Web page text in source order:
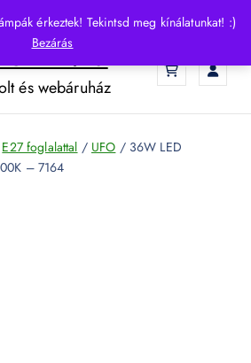
érkeztek! Tekintsd meg kínálatunkat! :)
Bezárás
és webáruház
E27 foglalattal / UFO / 36W LED
– 7164